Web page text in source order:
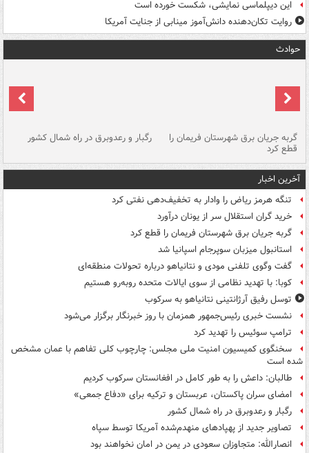
این دیپلماسی نمایشی، شکست خورده است
روایت تکان‌دهنده دانش‌آموز مینابی از جنایت آمریکا
حوادث
گربه جریان برق شهرستان فریمان را
قطع کرد
رگبار و رعدوبرق در راه شمال کشور
آخرین اخبار
تنگه هرمز ریاض را وادار به تخفیف‌دهی نفتی کرد
خرید گران استقلال سر از یونان درآورد
گربه جریان برق شهرستان فریمان را قطع کرد
استانبول میزبان سوپرجام اسپانیا شد
گفت وگوی تلفنی مودی و نتانیاهو درباره تحولات منطقه‌ای
کوبا: با تهدید نظامی از سوی ایالات متحده روبه‌رو هستیم
توسل رفیق آرژانتینی نتانیاهو به سرکوب
نشست خبری رئیس‌جمهور همزمان با روز خبرنگار برگزار می‌شود
ترامپ سوئیس را تهدید کرد
سخنگوی کمیسیون امنیت ملی مجلس: چارچوب کلی تفاهم با عمان مشخص
شده است
طالبان: داعش را به طور کامل در افغانستان سرکوب کردیم
امضای سران پاکستان، عربستان و ترکیه برای «دفاع جمعی»
رگبار و رعدوبرق در راه شمال کشور
تصاویر جدید از پهپادهای منهدم‌شده آمریکا توسط سپاه
انصارالله: متجاوزان سعودی در یمن در امان نخواهند بود